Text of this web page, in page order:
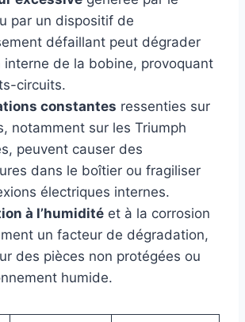
par un dispositif de
défaillant peut dégrader
interne de la bobine, provoquant
circuits.
constantes ressenties sur
notamment sur les Triumph
peuvent causer des
dans le boîtier ou fragiliser
électriques internes.
à l’humidité et à la corrosion
un facteur de dégradation,
des pièces non protégées ou
humide.